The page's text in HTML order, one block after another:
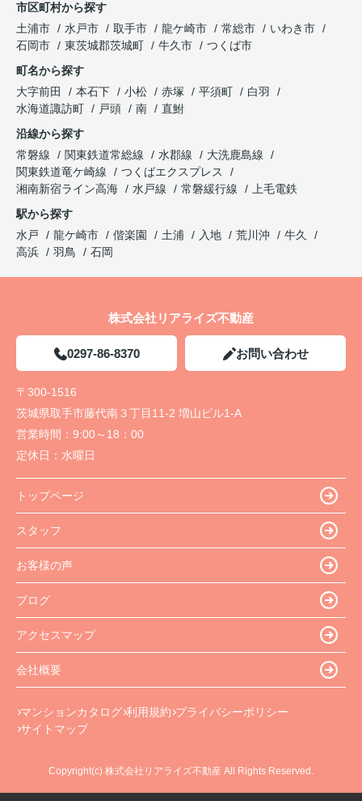
市区町村から探す
土浦市
水戸市 取手市 龍ケ崎市 常総市
いわき市
石岡市
東茨城郡茨城町 牛久市
つくば市
町名から探す
大字前田
本石下 小松 赤塚 平須町
白羽
水海道諏訪町
戸頭 南
直鮒
沿線から探す
常磐線
関東鉄道常総線 水郡線
大洗鹿島線
関東鉄道竜ケ崎線
つくばエクスプレス
湘南新宿ライン高海
水戸線 常磐緩行線
上毛電鉄
駅から探す
水戸
龍ケ崎市 偕楽園 土浦 入地 荒川沖
牛久
高浜
羽鳥 石岡
株式会社リアライズ不動産
0297-86-8370 お問い合わせ
〒300-1516
茨城県取手市藤代南３丁目11-2 増山ビル1-A
営業時間： 9:00～18：00
定休日： 水曜日
トップページ
スタッフ
お客様の声
ブログ
アクセスマップ
会社概要
マンションカタログ 利用規約 プライバシーポリシー
サイトマップ
Copyright(c) 株式会社リアライズ不動産 All Rights Reserved.